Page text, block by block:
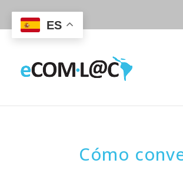
Cómo
ES